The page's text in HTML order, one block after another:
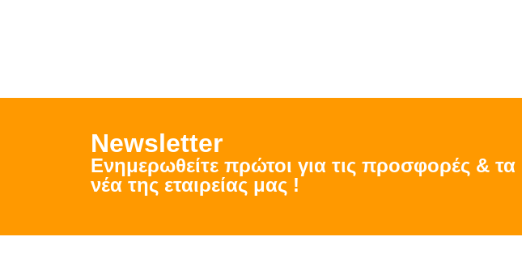
Νewsletter
Ενημερωθείτε πρώτοι για τις προσφορές & τα
νέα της εταιρείας μας !